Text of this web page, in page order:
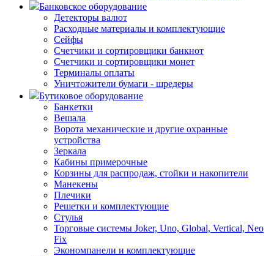
Банковское оборудование
Детекторы валют
Расходные материалы и комплектующие
Сейфы
Счетчики и сортировщики банкнот
Счетчики и сортировщики монет
Терминалы оплаты
Уничтожители бумаги - шредеры
Бутиковое оборудование
Банкетки
Вешала
Ворота механические и другие охранные
устройства
Зеркала
Кабины примерочные
Корзины для распродаж, стойки и накопители
Манекены
Плечики
Решетки и комплектующие
Стулья
Торговые системы Joker, Uno, Global, Vertical, Neo
Fix
Экономпанели и комплектующие